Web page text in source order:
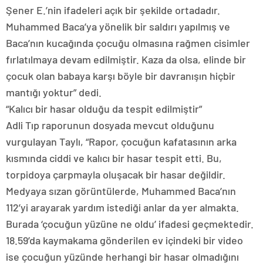
Şener E.’nin ifadeleri açık bir şekilde ortadadır.
Muhammed Baca’ya yönelik bir saldırı yapılmış ve
Baca’nın kucağında çocuğu olmasına rağmen cisimler
fırlatılmaya devam edilmiştir. Kaza da olsa, elinde bir
çocuk olan babaya karşı böyle bir davranışın hiçbir
mantığı yoktur” dedi.
“Kalıcı bir hasar olduğu da tespit edilmiştir”
Adli Tıp raporunun dosyada mevcut olduğunu
vurgulayan Taylı, “Rapor, çocuğun kafatasının arka
kısmında ciddi ve kalıcı bir hasar tespit etti. Bu,
torpidoya çarpmayla oluşacak bir hasar değildir.
Medyaya sızan görüntülerde, Muhammed Baca’nın
112’yi arayarak yardım istediği anlar da yer almakta.
Burada ‘çocuğun yüzüne ne oldu’ ifadesi geçmektedir.
18.59’da kaymakama gönderilen ev içindeki bir video
ise çocuğun yüzünde herhangi bir hasar olmadığını